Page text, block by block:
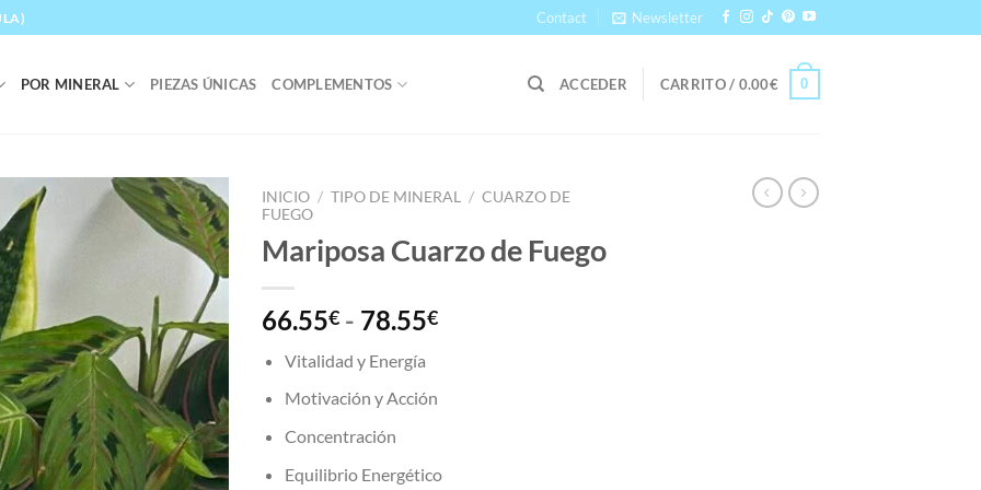
Contact Newsletter
POR MINERAL PIEZAS ÚNICAS COMPLEMENTOS ACCEDER CARRITO / 0.00€ 0
Añadir
de
deseos
INICIO / TIPO DE MINERAL / CUARZO DE
FUEGO
Mariposa Cuarzo de Fuego
66.55€ - 78.55€Rango
78.55€
Vitalidad y Energía
Motivación y Acción
Concentración
Equilibrio Energético